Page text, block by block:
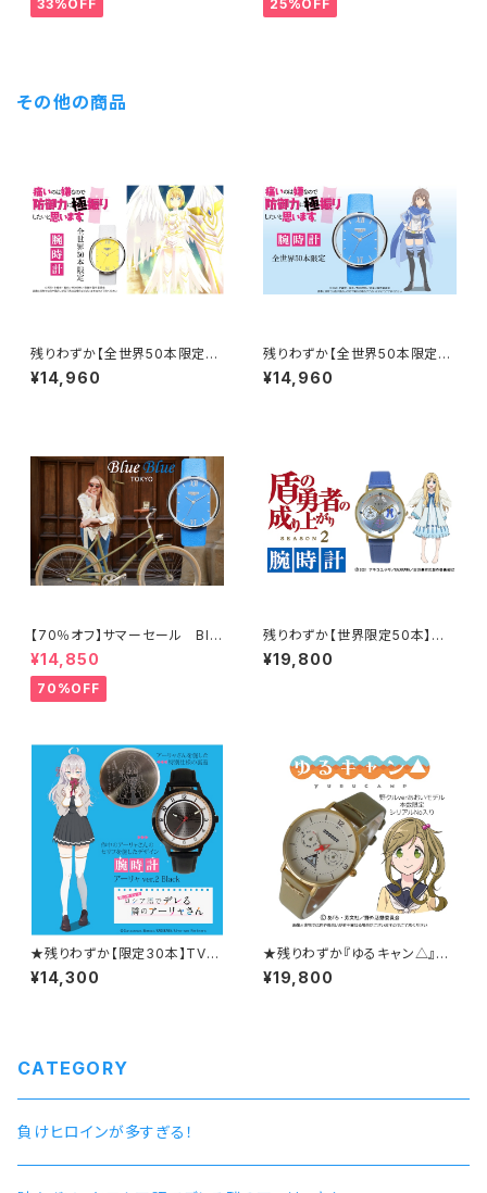
き）
33%OFF 25%OFF
その他の商品
残りわずか【全世界50本限定】
痛いのは嫌なので防御力に極振
りしたいと思います。コラボ腕時
¥14,960
残りわずか【全世界50本限定】
痛いのは嫌なので防御力に極振
りしたいと思います。コラボ腕時
¥14,960
【70％オフ】サマーセール Blu
eBlueTokyo / ライトブルー /
BR36SLB
¥14,850
70%OFF
残りわずか【世界限定50本】盾
の勇者の成り上がり腕時計 フ
ィーロモデル 価格18,000円
¥19,800
★残りわずか【限定30本】TVア
ニメ 「時々ボソッとロシア語でデ
レる隣のアーリャさん」腕時計
¥14,300
★残りわずか『ゆるキャン△』腕
時計「野クル」ver あおいモデ
ル / 本数限定・シリアルナンバー
¥19,800
CATEGORY
負けヒロインが多すぎる！